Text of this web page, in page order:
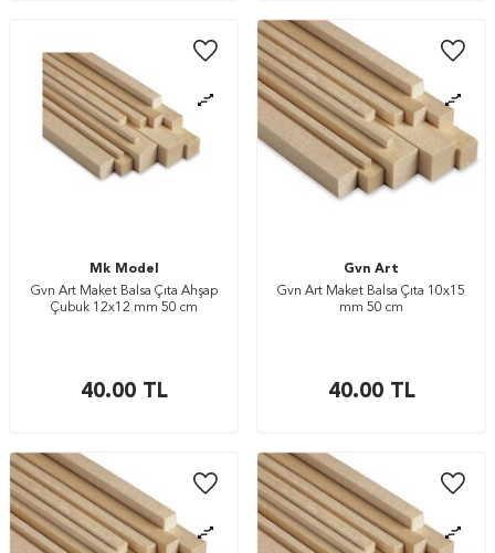
Mk Model
Gvn Art Maket Balsa Çıta Ahşap
Çubuk 12x12 mm 50 cm
40.00TL
Gvn Art
Gvn Art Maket Balsa Çıta 10x15
mm 50 cm
40.00TL